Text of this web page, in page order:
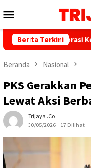
ke
Mobile
Berita Terkini
Perkuat Literasi
Beranda Nasional
PKS Gerakkan
Lewat Aksi
Trijaya .co
30/05/2026
17 Dilihat